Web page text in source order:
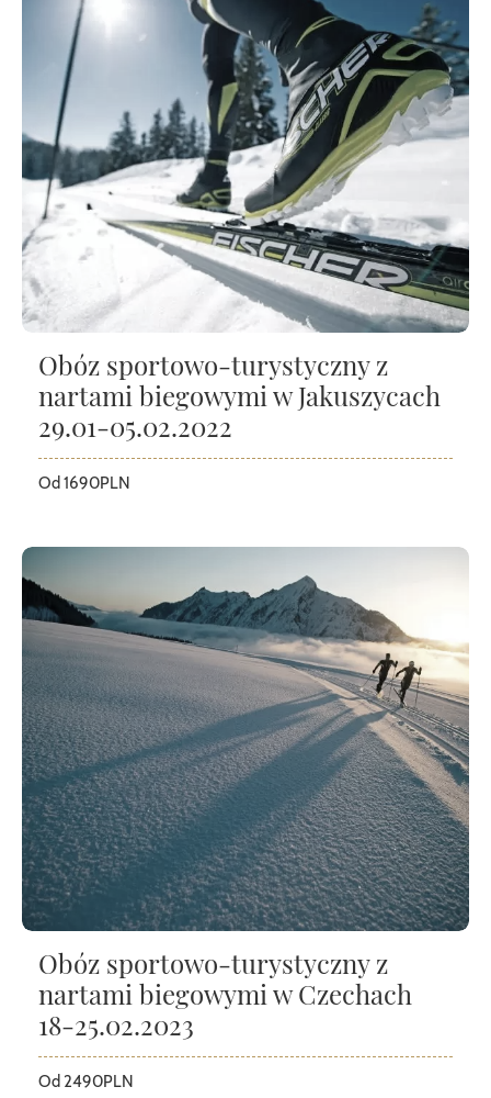
Obóz sportowo-turystyczny z
nartami biegowymi w Jakuszycach
29.01-05.02.2022
Od 1690PLN
Obóz sportowo-turystyczny z
nartami biegowymi w Czechach
18-25.02.2023
Od 2490PLN